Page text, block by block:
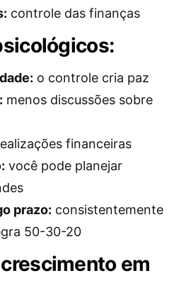
controle das finanças
o controle cria paz
menos discussões sobre
financeiras
você pode planejar
prazo: consistentemente
50-30-20
em